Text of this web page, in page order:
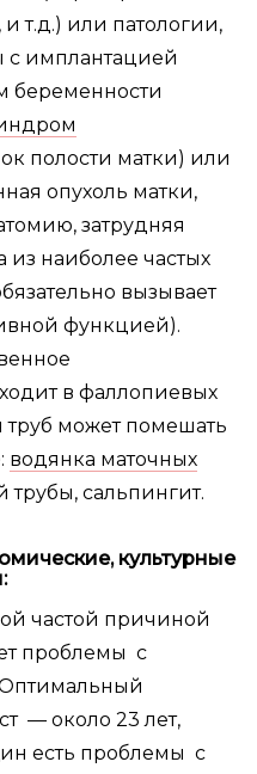
и т.д.) или патологии,
имплантацией
беременности
полости матки) или
опухоль матки,
затрудняя
из наиболее частых
вызывает
функцией).
в фаллопиевых
труб может помешать
водянка маточных
трубы, сальпингит.
культурные
частой причиной
проблемы с
Оптимальный
— около 23 лет,
есть проблемы с